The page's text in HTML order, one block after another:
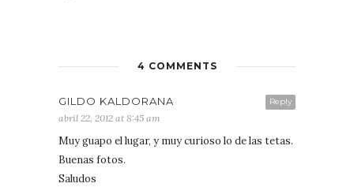
4 COMMENTS
Reply
GILDO KALDORANA
abril 22, 2012 at 8:45 am
Muy guapo el lugar, y muy curioso lo de las tetas.
Buenas fotos.
Saludos